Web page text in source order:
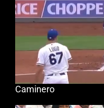
Caminero